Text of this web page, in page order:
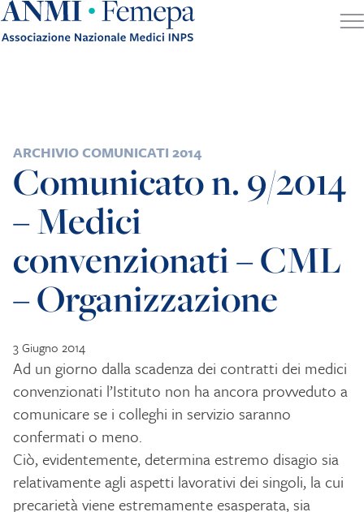
POSTED IN
ARCHIVIO COMUNICATI 2014
Comunicato n. 9/2014
– Medici
convenzionati – CML
– Organizzazione
3 Giugno 2014
Ad un giorno dalla scadenza dei contratti dei medici
convenzionati l’Istituto non ha ancora provveduto a
comunicare se i colleghi in servizio saranno
confermati o meno.
Ciò, evidentemente, determina estremo disagio sia
relativamente agli aspetti lavorativi dei singoli, la cui
precarietà viene estremamente esasperata, sia